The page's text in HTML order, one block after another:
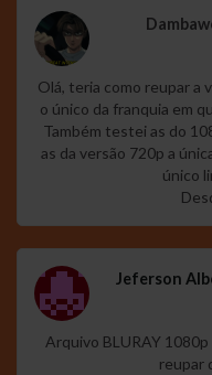
Olá, teria como reupar a
o único da franquia em
Também testei as do
as da versão 720p a
único
Jeferson
Arquivo BLURAY
reupar